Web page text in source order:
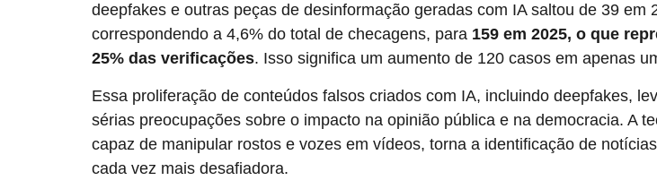
deepfakes e outras peças de desinformação geradas com IA saltou de 39 em
correspondendo a 4,6% do total de checagens, para 159 em 2025, o que
25% das verificações. Isso significa um aumento de 120 casos em apenas
Essa proliferação de conteúdos falsos criados com IA, incluindo deepfakes,
sérias preocupações sobre o impacto na opinião pública e na democracia. A
capaz de manipular rostos e vozes em vídeos, torna a identificação de
cada vez mais desafiadora.